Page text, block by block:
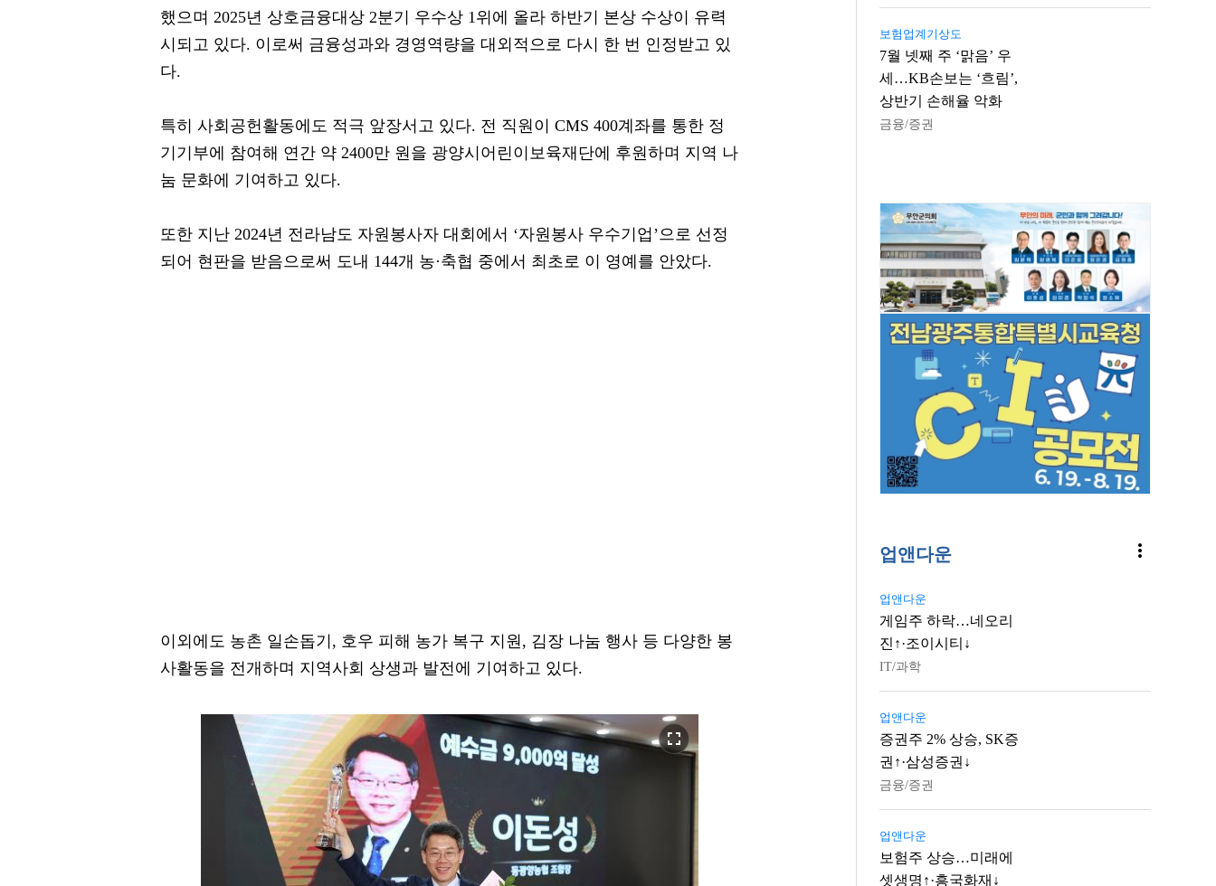
했으며 2025년 상호금융대상 2분기 우수상 1위에 올라 하반기 본상 수상이 유력
시되고 있다. 이로써 금융성과와 경영역량을 대외적으로 다시 한 번 인정받고 있
다.
특히 사회공헌활동에도 적극 앞장서고 있다. 전 직원이 CMS 400계좌를 통한 정
기기부에 참여해 연간 약 2400만 원을 광양시어린이보육재단에 후원하며 지역 나
눔 문화에 기여하고 있다.
또한 지난 2024년 전라남도 자원봉사자 대회에서 ‘자원봉사 우수기업’으로 선정
되어 현판을 받음으로써 도내 144개 농·축협 중에서 최초로 이 영예를 안았다.
이외에도 농촌 일손돕기, 호우 피해 농가 복구 지원, 김장 나눔 행사 등 다양한 봉
사활동을 전개하며 지역사회 상생과 발전에 기여하고 있다.
fullscreen
보험업계기상도
7월 넷째 주 ‘맑음’ 우
세…KB손보는 ‘흐림’,
상반기 손해율 악화
금융/증권
업앤다운 more_vert
업앤다운
게임주 하락…네오리
진↑·조이시티↓
IT/과학
업앤다운
증권주 2% 상승, SK증
권↑·삼성증권↓
금융/증권
업앤다운
보험주 상승…미래에
셋생명↑·흥국화재↓